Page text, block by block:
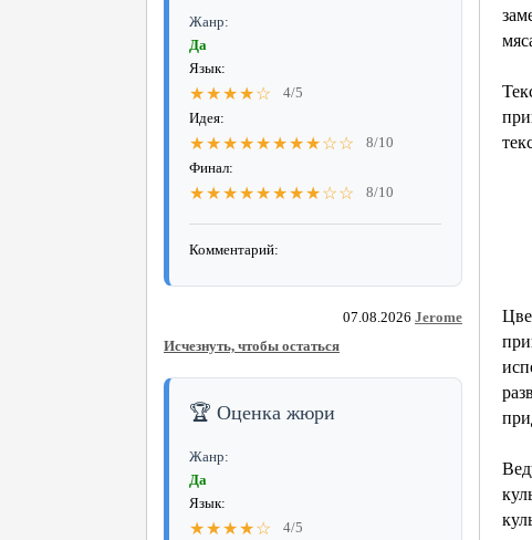
Жанр:
Да
Язык:
★★★★☆
4/5
Идея:
★★★★★★★★☆☆
8/10
Финал:
★★★★★★★★☆☆ 8/10
Комментарий:
07.08.2026 Jerome
Исчезнуть, чтобы остаться
🏆 Оценка жюри
Жанр:
Да
Язык:
★★★★☆ 4/5